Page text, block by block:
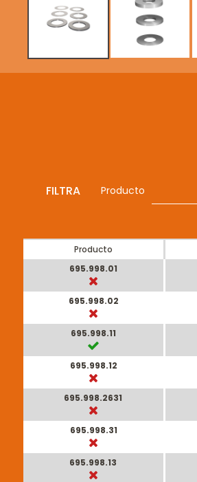
FILTRA Producto
Producto
695.998.01
695.998.02
695.998.11
695.998.12
695.998.2631
695.998.31
695.998.13